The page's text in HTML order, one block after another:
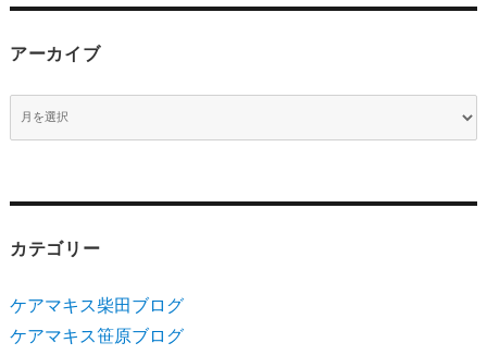
アーカイブ
ア
ー
イ
カテゴリー
ケアマキス柴田ブログ
ケアマキス笹原ブログ